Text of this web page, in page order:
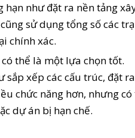
như đặt ra nền tảng
sử dụng tổng số các
chính xác.
thể là một lựa chọn tốt.
sắp xếp các cấu trúc, đặt
chức năng hơn, nhưng có
dự án bị hạn chế.